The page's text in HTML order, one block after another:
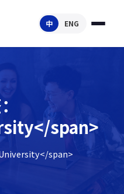
中 ENG
span>
span>